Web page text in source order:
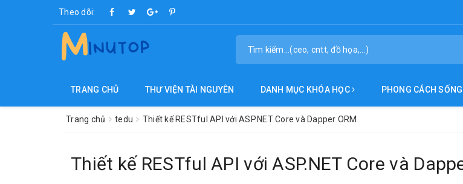
Theo dõi:
TRANG CHỦ THƯ VIỆN TÀI NGUYÊN DANH MỤC KHÓA HỌC PHONG CÁCH SỐNG
Trang chủ tedu Thiết kế RESTful API với ASP.NET Core và Dapper ORM
Thiết kế RESTful API với ASP.NET Core và